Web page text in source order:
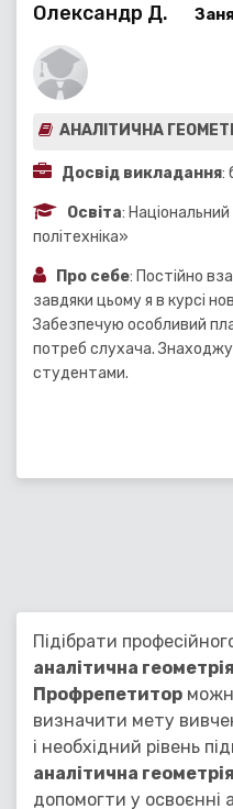
Олександр Д.
АНАЛІТИЧНА
Досвід викладання:
Освіта:
політехніка»
Про себе: Постійно
завдяки цьому я в курсі
Забезпечую особливий
потреб слухача.
студентами.
Підібрати
аналітична геометрія
Профрепетитор
визначити мету
і необхідний рівень
аналітична
допомогти у освоєнні